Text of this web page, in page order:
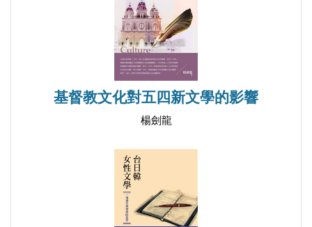
基督教文化對五四新文學的影響
楊劍龍